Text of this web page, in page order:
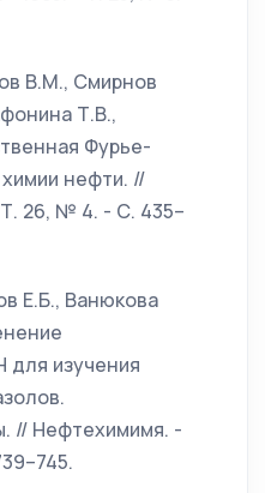
В.М., Смирнов
Т.В.,
Фурье-
нефти. //
26, № 4. - С. 435–
Е.Б., Ванюкова
для изучения
// Нефтехимимя. -